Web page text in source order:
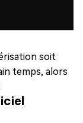
soit
temps, alors